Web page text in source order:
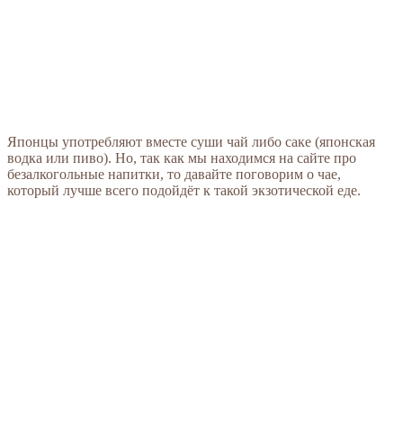
Японцы употребляют вместе суши чай либо саке (японская
водка или пиво). Но, так как мы находимся на сайте про
безалкогольные напитки, то давайте поговорим о чае,
который лучше всего подойдёт к такой экзотической еде.